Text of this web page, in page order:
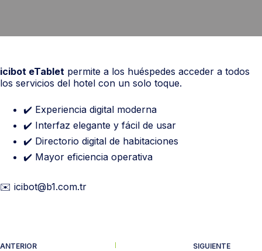
icibot eTablet permite a los huéspedes acceder a todos
los servicios del hotel con un solo toque.
✔️ Experiencia digital moderna
✔️ Interfaz elegante y fácil de usar
✔️ Directorio digital de habitaciones
✔️ Mayor eficiencia operativa
✉️ icibot@b1.com.tr
ANTERIOR SIGUIENTE